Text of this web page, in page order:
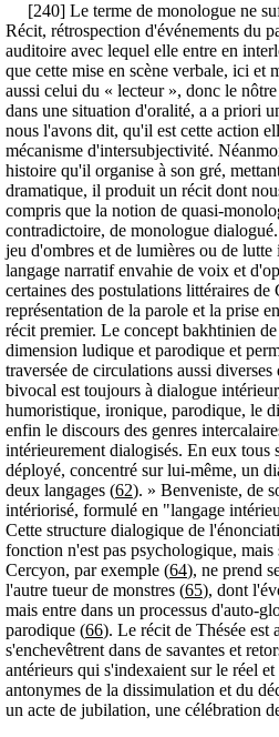
[240] Le terme de monologue ne
Récit, rétrospection d'événements du
auditoire avec lequel elle entre en
que cette mise en scène verbale, ici et
aussi celui du « lecteur », donc le
dans une situation d'oralité, a a priori
nous l'avons dit, qu'il est cette action
mécanisme d'intersubjectivité.
histoire qu'il organise à son gré,
dramatique, il produit un récit dont
compris que la notion de quasi-
contradictoire, de monologue
jeu d'ombres et de lumières ou de lutte
langage narratif envahie de voix et
certaines des postulations littéraires
représentation de la parole et la prise
récit premier. Le concept bakhtinien
dimension ludique et parodique et
traversée de circulations aussi
bivocal est toujours à dialogue
humoristique, ironique, parodique, le
enfin le discours des genres
intérieurement dialogisés. En eux
déployé, concentré sur lui-même, un
deux langages (62). » Benveniste, de
intériorisé, formulé en "langage
Cette structure dialogique de
fonction n'est pas psychologique,
Cercyon, par exemple (64), ne prend
l'autre tueur de monstres (65), dont
mais entre dans un processus d'auto-
parodique (66). Le récit de Thésée est
s'enchevêtrent dans de savantes et
antérieurs qui s'indexaient sur le réel
antonymes de la dissimulation et du
un acte de jubilation, une célébration